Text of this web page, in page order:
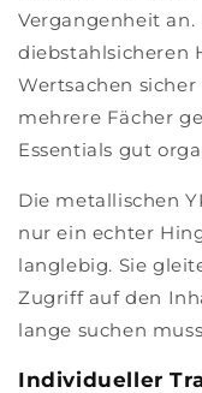
Vergangenheit
diebstahlsicheren
Wertsachen
mehrere Fächer
Essentials gut
Die metallischen
nur ein echter
langlebig. Sie
Zugriff auf den
lange suchen
Individueller